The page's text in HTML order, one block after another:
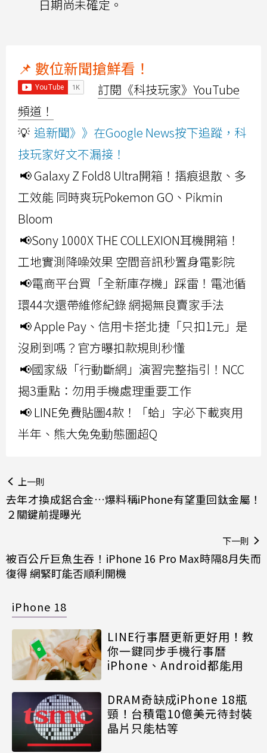
日期尚未確定。
📌 數位新聞搶鮮看！
訂閱《科技玩家》YouTube
頻道！
💡 追新聞》》在Google News按下追蹤，科
技玩家好文不漏接！
📢 Galaxy Z Fold8 Ultra開箱！摺痕退散、多
工效能 同時爽玩Pokemon GO、Pikmin
Bloom
📢Sony 1000X THE COLLEXION耳機開箱！
工地實測降噪效果 空間音訊秒置身電影院
📢電商平台買「全新庫存機」踩雷！電池循
環44次還帶維修紀錄 網揭無良賣家手法
📢 Apple Pay、信用卡搭北捷「只扣1元」是
沒刷到嗎？官方曝扣款規則秒懂
📢國家級「行動斷網」演習完整指引！NCC
揭3重點：勿用手機處理重要工作
📢 LINE免費貼圖4款！「蛤」字必下載爽用
半年、熊大兔兔動態圖超Q
上一則
去年才換成鋁合金…爆料稱iPhone有望重回鈦金屬！
２關鍵前提曝光
下一則
被百公斤巨魚生吞！iPhone 16 Pro Max時隔8月失而
復得 網緊盯能否順利開機
iPhone 18
LINE行事曆更新更好用！教
你一鍵同步手機行事曆
iPhone、Android都能用
DRAM奇缺成iPhone 18瓶
頸！台積電10億美元待封裝
晶片只能枯等